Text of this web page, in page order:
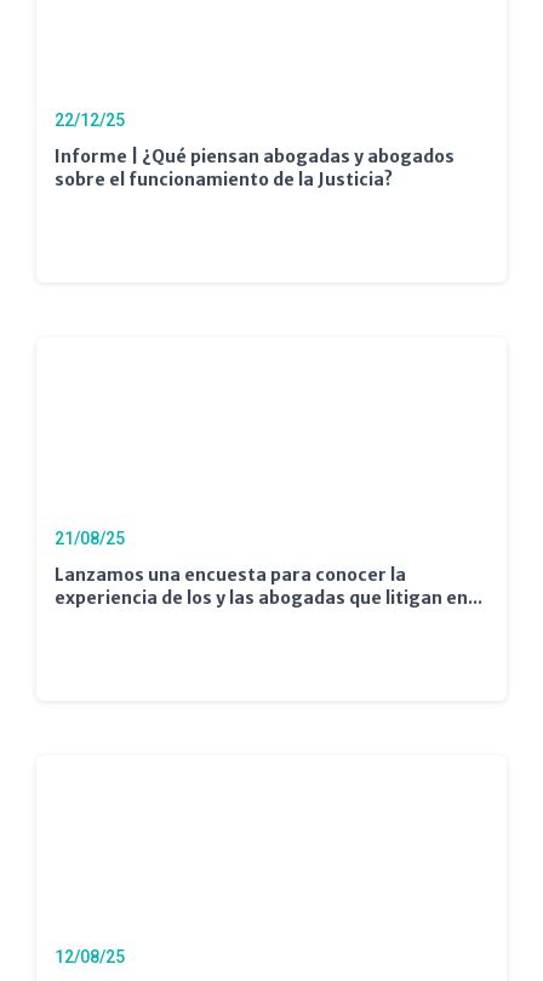
22/12/25
Informe | ¿Qué piensan abogadas y abogados
sobre el funcionamiento de la Justicia?
21/08/25
Lanzamos una encuesta para conocer la
experiencia de los y las abogadas que litigan en...
12/08/25